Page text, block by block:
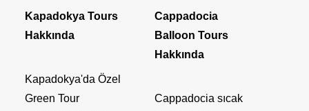
Kapadokya Tours
Hakkında
Kapadokya'da Özel
Green Tour
Cappadocia
Balloon Tours
Hakkında
Cappadocia sıcak